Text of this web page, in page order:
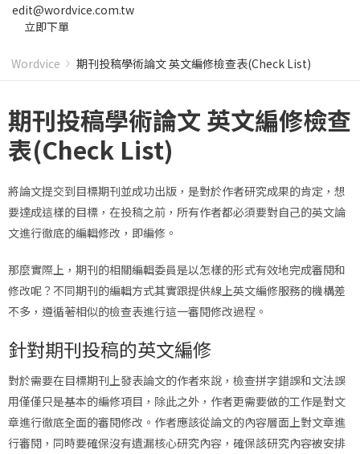
edit@wordvice.com.tw
立即下單
Wordvice 期刊投稿學術論文 英文編修檢查表(Check List)
期刊投稿學術論文 英文編修檢查
表(Check List)
將論文提交到目標期刊並成功出版，是對於作者研究成果的肯定，想
要達成這樣的目標，在投稿之前，所有作者都必須要對自己的英文論
文進行徹底的編輯修改，即編修。
那麼實際上，期刊的相關編輯委員是以怎樣的形式有效地完成審閱和
修改呢？不同期刊的編輯方式其實跟提供線上英文編修服務的機構差
不多，遵循著相似的檢查表進行這一審閱修改過程。
針對期刊投稿的英文編修
對於需要在目標期刊上發表論文的作者來說，檢查拼字錯誤和文法誤
用僅僅只是基本的編修項目，除此之外，作者更需要做的工作是對文
章進行徹底全面的審閱修改。作者應該從論文的內容層面上對文章進
行審閱，同時要確保沒有遺漏核心研究內容，確保該研究內容被安排